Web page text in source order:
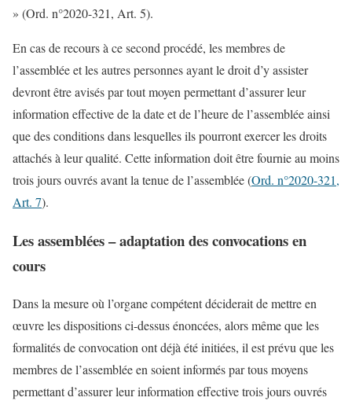
» (Ord. n°2020-321, Art. 5).
En cas de recours à ce second procédé, les membres de
l’assemblée et les autres personnes ayant le droit d’y assister
devront être avisés par tout moyen permettant d’assurer leur
information effective de la date et de l’heure de l’assemblée ainsi
que des conditions dans lesquelles ils pourront exercer les droits
attachés à leur qualité. Cette information doit être fournie au moins
trois jours ouvrés avant la tenue de l’assemblée (Ord. n°2020-321,
Art. 7).
Les assemblées – adaptation des convocations en
cours
Dans la mesure où l’organe compétent déciderait de mettre en
œuvre les dispositions ci-dessus énoncées, alors même que les
formalités de convocation ont déjà été initiées, il est prévu que les
membres de l’assemblée en soient informés par tous moyens
permettant d’assurer leur information effective trois jours ouvrés